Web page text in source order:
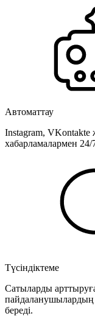
Автоматтау
Instagram, VKontakte
хабарламалармен
Түсіндіктеме
Сатыларды
пайдаланушылардың
береді.